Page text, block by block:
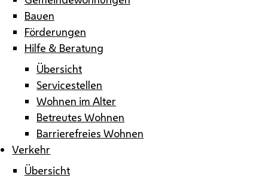
Bauen
Förderungen
Hilfe & Beratung
Übersicht
Servicestellen
Wohnen im Alter
Betreutes Wohnen
Barrierefreies Wohnen
Verkehr
Übersicht